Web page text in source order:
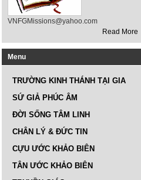
VNFGMissions@yahoo.com
Read More
Menu
TRƯỜNG KINH THÁNH TẠI GIA
SỨ GIẢ PHÚC ÂM
ĐỜI SỐNG TÂM LINH
CHÂN LÝ & ĐỨC TIN
CỰU ƯỚC KHẢO BIÊN
TÂN ƯỚC KHẢO BIÊN